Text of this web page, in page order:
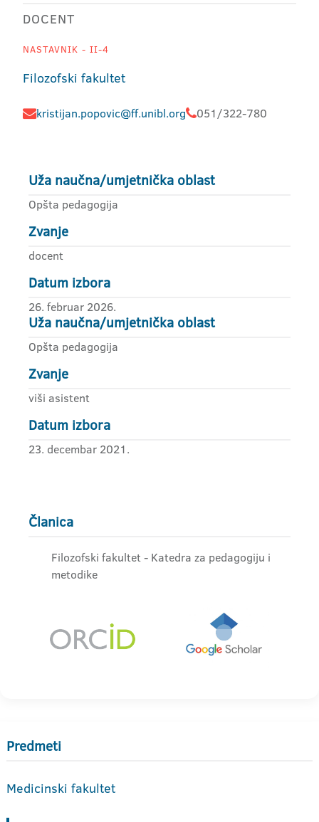
DOCENT
NASTAVNIK - II-4
Filozofski fakultet
kristijan.popovic@ff.unibl.org 051/322-780
Uža naučna/umjetnička oblast
Opšta pedagogija
Zvanje
docent
Datum izbora
26. februar 2026.
Uža naučna/umjetnička oblast
Opšta pedagogija
Zvanje
viši asistent
Datum izbora
23. decembar 2021.
Članica
Filozofski fakultet - Katedra za pedagogiju i
metodike
Predmeti
Medicinski fakultet